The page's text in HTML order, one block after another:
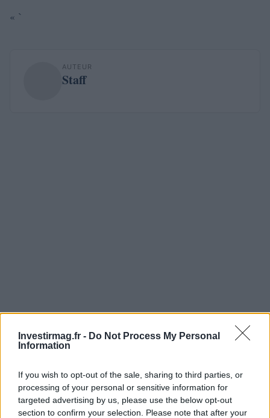
Investirmag.fr - Do Not Process My Personal
Information
If you wish to opt-out of the sale, sharing to third parties, or
processing of your personal or sensitive information for
targeted advertising by us, please use the below opt-out
section to confirm your selection. Please note that after your
« `
AUTEUR
Staff
Continuez la lecture